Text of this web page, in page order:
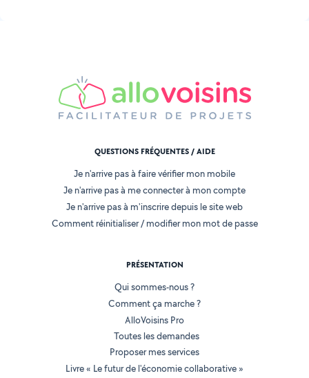
QUESTIONS FRÉQUENTES / AIDE
Je n'arrive pas à faire vérifier mon mobile
Je n'arrive pas à me connecter à mon compte
Je n'arrive pas à m'inscrire depuis le site web
Comment réinitialiser / modifier mon mot de passe
PRÉSENTATION
Qui sommes-nous ?
Comment ça marche ?
AlloVoisins Pro
Toutes les demandes
Proposer mes services
Livre « Le futur de l'économie collaborative »